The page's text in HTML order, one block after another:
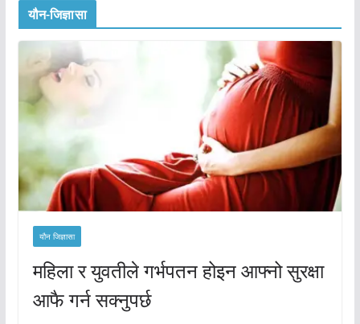
यौन-जिज्ञासा
यौन जिज्ञासा
महिला र युवतीले गर्भपतन होइन आफ्नो सुरक्षा
आफै गर्न सक्नुपर्छ